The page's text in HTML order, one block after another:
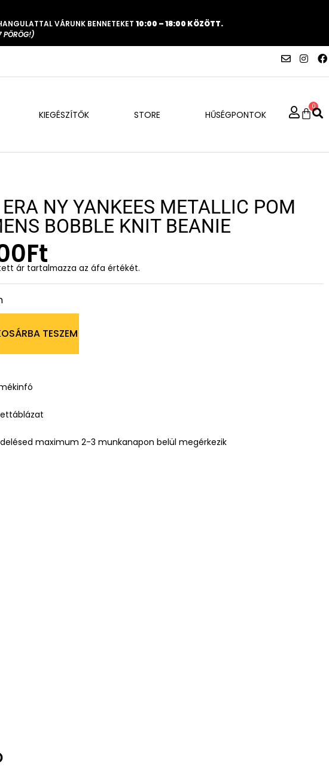
VÁRUNK BENNETEKET 10:00 – 18:00 KÖZÖTT.
PÖRÖG!)
KIEGÉSZÍTŐK STORE HŰSÉGPONTOK
0
NY YANKEES METALLIC POM
BOBBLE KNIT BEANIE
Ft
ár tartalmazza az áfa értékét.
TESZEM
maximum 2-3 munkanapon belül megérkezik